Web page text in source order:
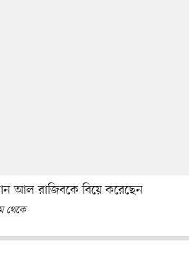
আল রাজিবকে বিয়ে করেছেন
থেকে